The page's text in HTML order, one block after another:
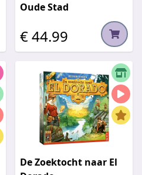
Oude Stad
€ 44.99
De Zoektocht naar El